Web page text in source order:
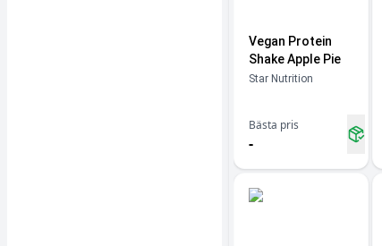
Vegan Protein
Shake Apple Pie
Star Nutrition
Bästa pris
-